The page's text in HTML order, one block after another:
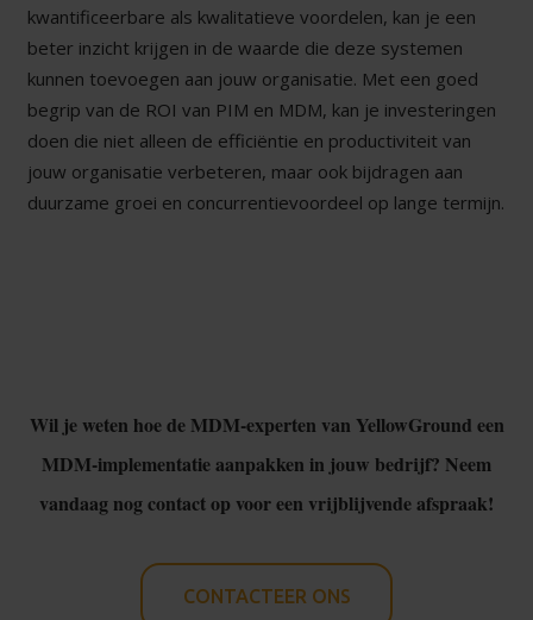
kwantificeerbare als kwalitatieve voordelen, kan je een
beter inzicht krijgen in de waarde die deze systemen
kunnen toevoegen aan jouw organisatie. Met een goed
begrip van de ROI van PIM en MDM, kan je investeringen
doen die niet alleen de efficiëntie en productiviteit van
jouw organisatie verbeteren, maar ook bijdragen aan
duurzame groei en concurrentievoordeel op lange termijn.
Wil je weten hoe de MDM-experten van YellowGround een
MDM-implementatie aanpakken in jouw bedrijf? Neem
vandaag nog contact op voor een vrijblijvende afspraak!
CONTACTEER ONS